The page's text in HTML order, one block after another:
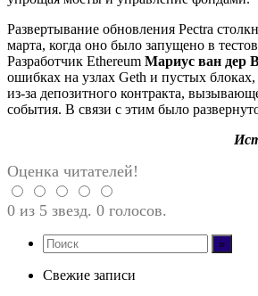
Развертывание обновления Pectra
марта, когда оно было запущено в
Разработчик Ethereum Мариус ван дер
ошибках на узлах Geth и пустых
из-за депозитного контракта,
события. В связи с этим было
Оценка читателей!
0 из 5 звезд. 0 голосов.
Свежие записи